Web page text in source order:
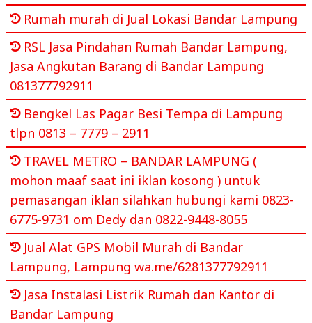
Rumah murah di Jual Lokasi Bandar Lampung
RSL Jasa Pindahan Rumah Bandar Lampung,
Jasa Angkutan Barang di Bandar Lampung
081377792911
Bengkel Las Pagar Besi Tempa di Lampung
tlpn 0813 – 7779 – 2911
TRAVEL METRO – BANDAR LAMPUNG (
mohon maaf saat ini iklan kosong ) untuk
pemasangan iklan silahkan hubungi kami 0823-
6775-9731 om Dedy dan 0822-9448-8055
Jual Alat GPS Mobil Murah di Bandar
Lampung, Lampung wa.me/6281377792911
Jasa Instalasi Listrik Rumah dan Kantor di
Bandar Lampung